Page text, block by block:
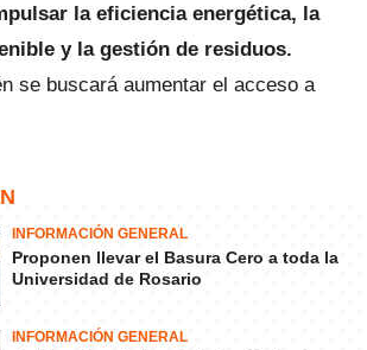
la eficiencia energética, la
y la gestión de residuos.
se buscará aumentar el acceso a
INFORMACIÓN GENERAL
Proponen llevar el Basura Cero a toda la
Universidad de Rosario
INFORMACIÓN GENERAL